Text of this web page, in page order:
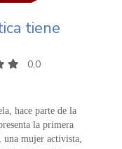
tiene
0,0
hace parte de la
la primera
mujer activista,